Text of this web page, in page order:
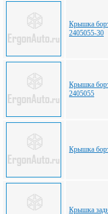
Крышка
2405055-30
Крышка
2405055
Крышка
Крышка